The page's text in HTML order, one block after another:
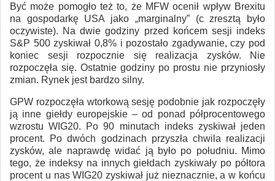
Być może pomogło też to, że MFW ocenił wpływ Brexitu
na gospodarkę USA jako „marginalny” (c zresztą było
oczywiste). Na dwie godziny przed końcem sesji indeks
S&P 500 zyskiwał 0,8% i pozostało zgadywanie, czy pod
koniec sesji rozpocznie się realizacja zysków. Nie
rozpoczęła się. Ostatnie godziny po prostu nie przyniosły
zmian. Rynek jest bardzo silny.
GPW rozpoczęła wtorkową sesję podobnie jak rozpoczęły
ją inne giełdy europejskie – od ponad półprocentowego
wzrostu WIG20. Po 90 minutach indeks zyskiwał jeden
procent. Po dwóch godzinach przyszła chwila realizacji
zysków, ale naprawdę widać ją było po południu. Mimo
tego, że indeksy na innych giełdach zyskiwały po półtora
procent u nas WIG20 zyskiwał już nieznacznie, a w końcu